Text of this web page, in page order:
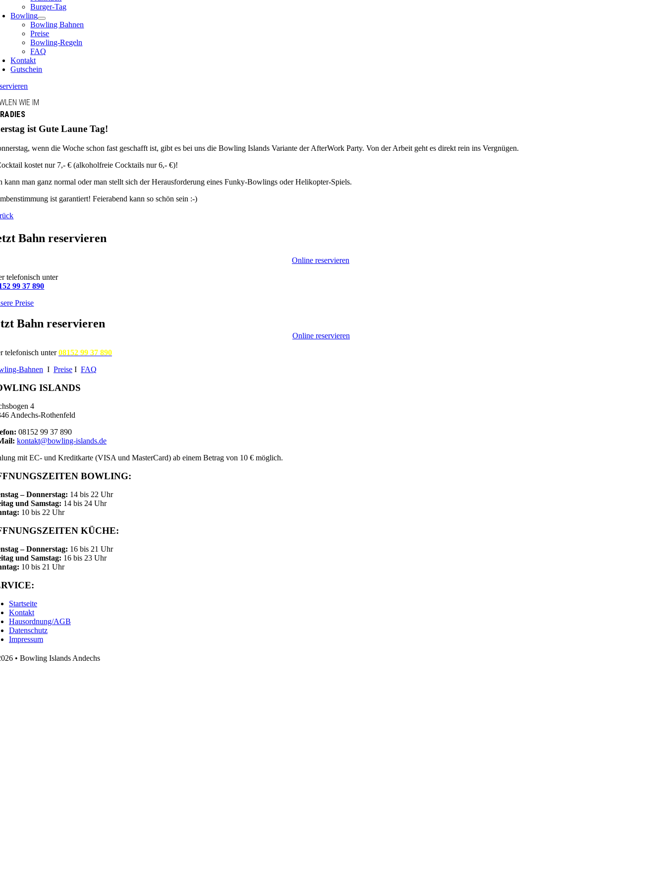
Burger-Tag
Bowling
Bowling Bahnen
Preise
Bowling-Regeln
FAQ
Kontakt
Gutschein
WIE IM
ist Gute Laune Tag!
wenn die Woche schon fast geschafft ist, gibt es bei uns die Bowling Islands Variante der AfterWork Party. Von der Arbeit geht es direkt rein ins Vergnügen.
kostet nur 7,- € (alkoholfreie Cocktails nur 6,- €)!
kann man ganz normal oder man stellt sich der Herausforderung eines Funky-Bowlings oder Helikopter-Spiels.
ist garantiert! Feierabend kann so schön sein :-)
Bahn reservieren
Online reservieren
telefonisch unter
99 37 890
Preise
Bahn reservieren
Online reservieren
telefonisch unter08152 99 37 890
Bahnen I Preise I FAQ
ISLANDS
4
Andechs-Rothenfeld
08152 99 37 890
kontakt@bowling-islands.de
mit EC- und Kreditkarte (VISA und MasterCard) ab einem Betrag von 10 € möglich.
BOWLING:
– Donnerstag: 14 bis 22 Uhr
und Samstag: 14 bis 24 Uhr
10 bis 22 Uhr
KÜCHE:
– Donnerstag: 16 bis 21 Uhr
und Samstag: 16 bis 23 Uhr
10 bis 21 Uhr
Startseite
Kontakt
Hausordnung/AGB
Datenschutz
Impressum
• Bowling Islands Andechs